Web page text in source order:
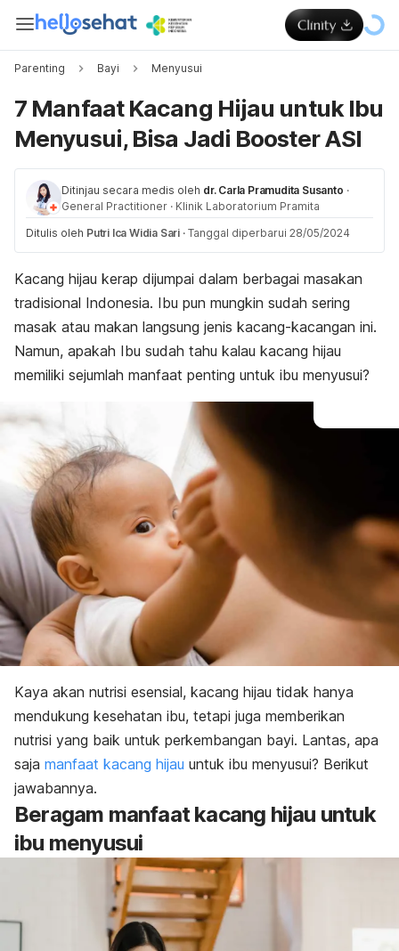
Parenting Bayi Menyusui
7 Manfaat Kacang Hijau untuk Ibu
Menyusui, Bisa Jadi Booster ASI
Ditinjau secara medis oleh dr. Carla Pramudita Susanto ·
General Practitioner · Klinik Laboratorium Pramita
Ditulis oleh Putri Ica Widia Sari · Tanggal diperbarui 28/05/2024
Kacang hijau kerap dijumpai dalam berbagai masakan
tradisional Indonesia. Ibu pun mungkin sudah sering
masak atau makan langsung jenis kacang-kacangan ini.
Namun, apakah Ibu sudah tahu kalau kacang hijau
memiliki sejumlah manfaat penting untuk ibu menyusui?
Kaya akan nutrisi esensial, kacang hijau tidak hanya
mendukung kesehatan ibu, tetapi juga memberikan
nutrisi yang baik untuk perkembangan bayi. Lantas, apa
saja manfaat kacang hijau untuk ibu menyusui? Berikut
jawabannya.
Beragam manfaat kacang hijau untuk
ibu menyusui